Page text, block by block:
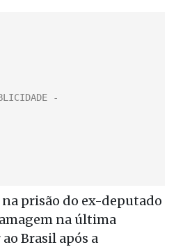
prisão do ex-deputado
na última
Brasil após a